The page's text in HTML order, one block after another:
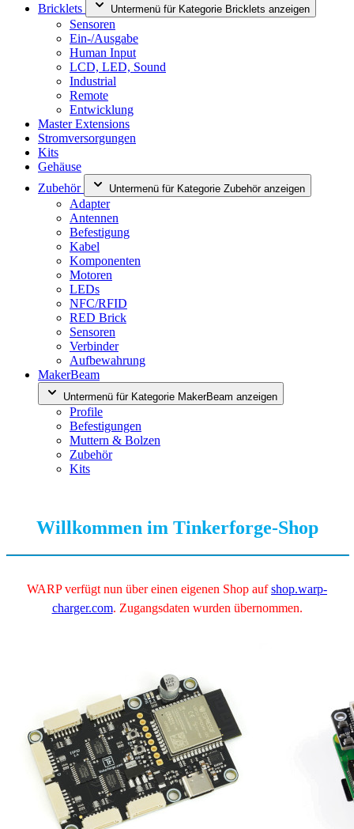
Bricklets
Untermenü für Kategorie Bricklets anzeigen
Sensoren
Ein-/Ausgabe
Human Input
LCD, LED, Sound
Industrial
Remote
Entwicklung
Master Extensions
Stromversorgungen
Kits
Gehäuse
Zubehör
Untermenü für Kategorie Zubehör anzeigen
Adapter
Antennen
Befestigung
Kabel
Komponenten
Motoren
LEDs
NFC/RFID
RED Brick
Sensoren
Verbinder
Aufbewahrung
MakerBeam
Untermenü für Kategorie MakerBeam anzeigen
Profile
Befestigungen
Muttern & Bolzen
Zubehör
Kits
Willkommen im Tinkerforge-Shop
WARP verfügt nun über einen eigenen Shop aufshop.warp-
charger.com. Zugangsdaten wurden übernommen.